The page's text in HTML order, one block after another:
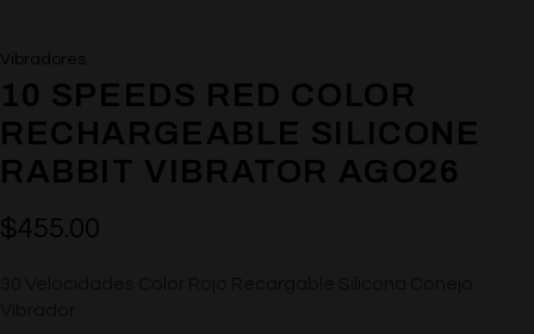
Vibradores
10 SPEEDS RED COLOR
RECHARGEABLE SILICONE
RABBIT VIBRATOR AGO26
$455.00